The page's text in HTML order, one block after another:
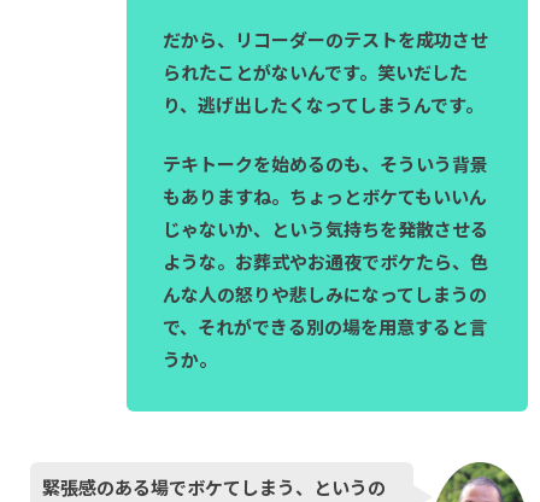
だから、リコーダーのテストを成功させ
られたことがないんです。笑いだした
り、逃げ出したくなってしまうんです。
テキトークを始めるのも、そういう背景
もありますね。ちょっとボケてもいいん
じゃないか、という気持ちを発散させる
ような。お葬式やお通夜でボケたら、色
んな人の怒りや悲しみになってしまうの
で、それができる別の場を用意すると言
うか。
緊張感のある場でボケてしまう、というの